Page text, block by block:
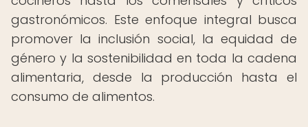
gastronómicos. Este enfoque integral busca
promover la inclusión social, la equidad de
género y la sostenibilidad en toda la cadena
alimentaria, desde la producción hasta el
consumo de alimentos.